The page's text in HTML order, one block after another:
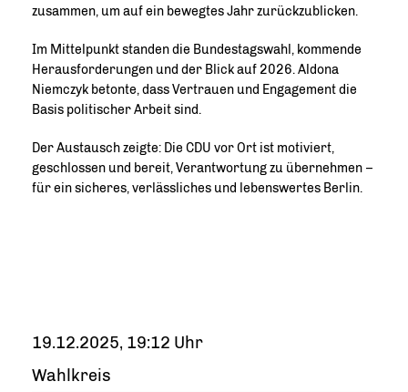
zusammen, um auf ein bewegtes Jahr zurückzublicken.
Im Mittelpunkt standen die Bundestagswahl, kommende
Herausforderungen und der Blick auf 2026. Aldona
Niemczyk betonte, dass Vertrauen und Engagement die
Basis politischer Arbeit sind.
Der Austausch zeigte: Die CDU vor Ort ist motiviert,
geschlossen und bereit, Verantwortung zu übernehmen –
für ein sicheres, verlässliches und lebenswertes Berlin.
19.12.2025, 19:12 Uhr
Wahlkreis